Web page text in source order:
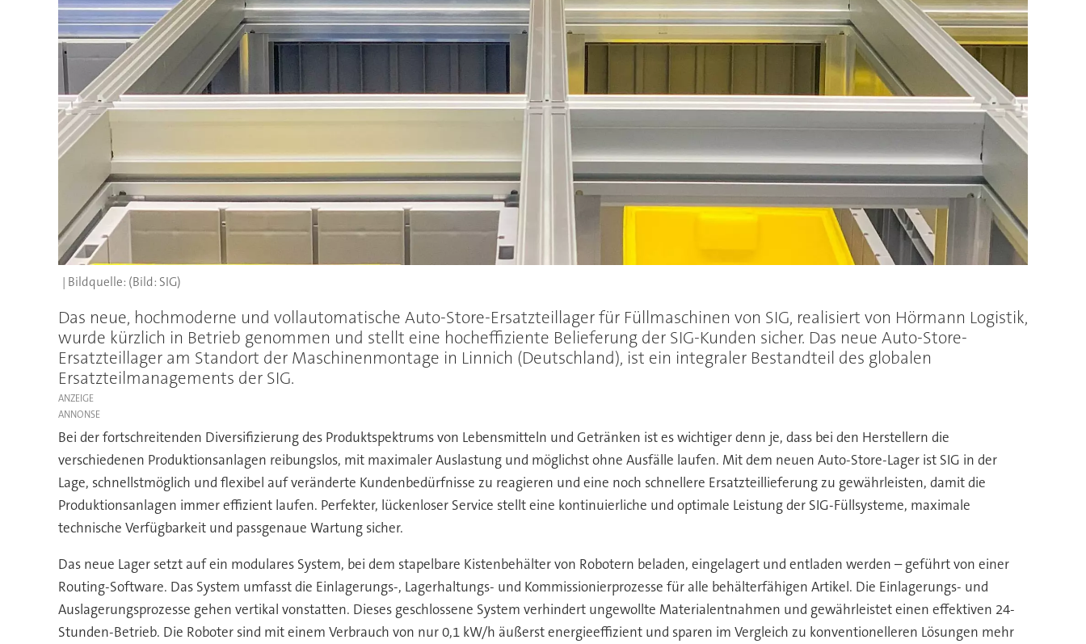
(Bild: SIG)
Das neue, hochmoderne und vollautomatische Auto-Store-Ersatzteillager für Füllmaschinen von SIG, realisiert von Hörmann Logistik,
wurde kürzlich in Betrieb genommen und stellt eine hocheffiziente Belieferung der SIG-Kunden sicher. Das neue Auto-Store-
Ersatzteillager am Standort der Maschinenmontage in Linnich (Deutschland), ist ein integraler Bestandteil des globalen
Ersatzteilmanagements der SIG.
ANZEIGE
Bei der fortschreitenden Diversifizierung des Produktspektrums von Lebensmitteln und Getränken ist es wichtiger denn je, dass bei den Herstellern die
verschiedenen Produktionsanlagen reibungslos, mit maximaler Auslastung und möglichst ohne Ausfälle laufen. Mit dem neuen Auto-Store-Lager ist SIG in der
Lage, schnellstmöglich und flexibel auf veränderte Kundenbedürfnisse zu reagieren und eine noch schnellere Ersatzteillieferung zu gewährleisten, damit die
Produktionsanlagen immer effizient laufen. Perfekter, lückenloser Service stellt eine kontinuierliche und optimale Leistung der SIG-Füllsysteme, maximale
technische Verfügbarkeit und passgenaue Wartung sicher.
Das neue Lager setzt auf ein modulares System, bei dem stapelbare Kistenbehälter von Robotern beladen, eingelagert und entladen werden – geführt von einer
Routing-Software. Das System umfasst die Einlagerungs-, Lagerhaltungs- und Kommissionierprozesse für alle behälterfähigen Artikel. Die Einlagerungs- und
Auslagerungsprozesse gehen vertikal vonstatten. Dieses geschlossene System verhindert ungewollte Materialentnahmen und gewährleistet einen effektiven 24-
Stunden-Betrieb. Die Roboter sind mit einem Verbrauch von nur 0,1 kW/h äußerst energieeffizient und sparen im Vergleich zu konventionelleren Lösungen mehr